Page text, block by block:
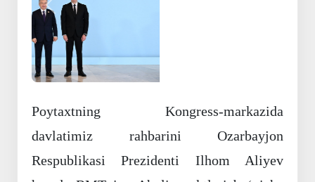
Oldingi
Poytaxtning Kongress-markazida
davlatimiz rahbarini Ozarbayjon
Respublikasi Prezidenti Ilhom Aliyev